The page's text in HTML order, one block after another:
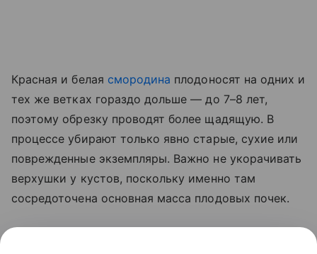
Красная и белая смородина плодоносят на одних и
тех же ветках гораздо дольше — до 7–8 лет,
поэтому обрезку проводят более щадящую. В
процессе убирают только явно старые, сухие или
поврежденные экземпляры. Важно не укорачивать
верхушки у кустов, поскольку именно там
сосредоточена основная масса плодовых почек.